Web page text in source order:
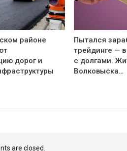
районе
дорог и
Пытался
трейдинге —
с долгами.
Волковыска…
are closed.